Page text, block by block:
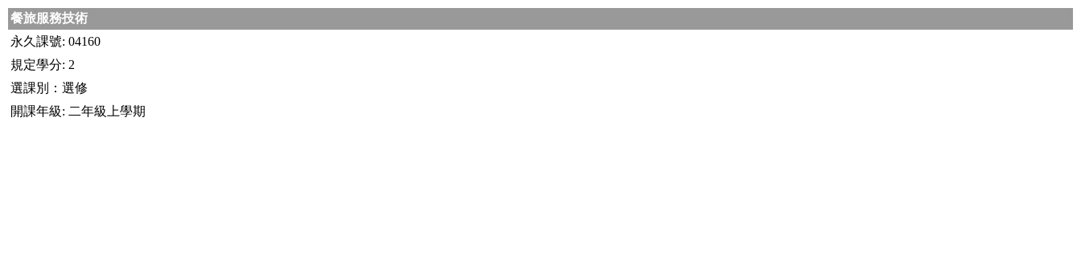
餐旅服務技術
永久課號: 04160
規定學分: 2
選課別：選修
開課年級: 二年級上學期